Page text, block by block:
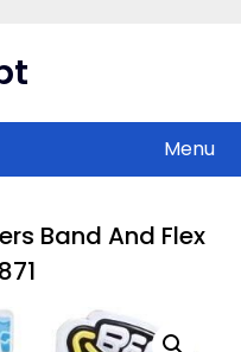
Menu
Band And Flex